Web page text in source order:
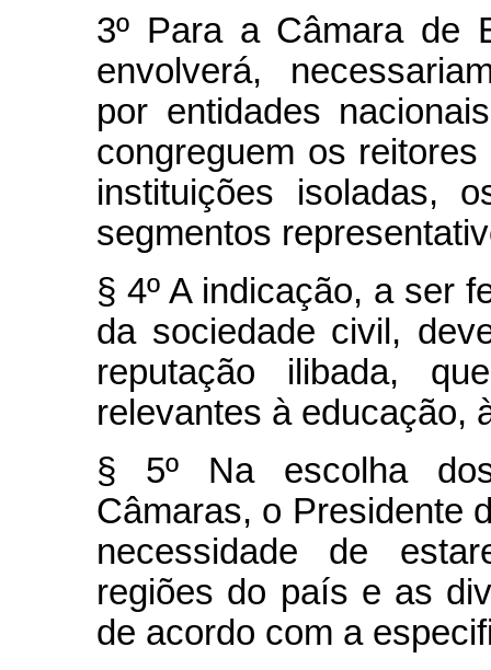
3º Para a Câmara de
envolverá,
por entidades
congreguem os
instituições isoladas,
segmentos
§ 4º A indicação, a ser
da sociedade civil,
reputação ilibada,
relevantes à educação,
§ 5º Na escolha
Câmaras, o Presidente
necessidade de
regiões do país e as
de acordo com a